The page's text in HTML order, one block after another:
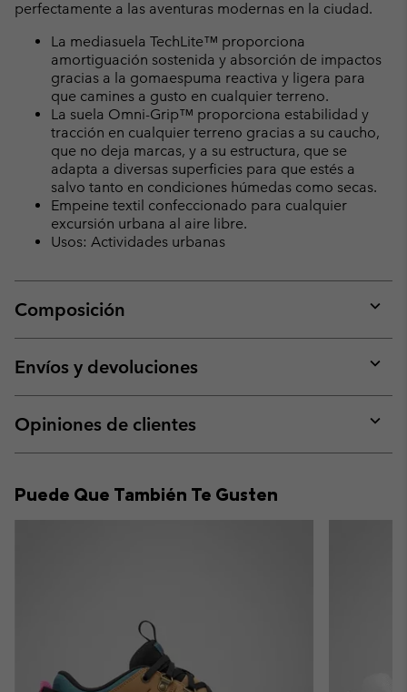
perfectamente a las aventuras modernas en la ciudad.
La mediasuela TechLite™ proporciona
amortiguación sostenida y absorción de impactos
gracias a la gomaespuma reactiva y ligera para
que camines a gusto en cualquier terreno.
La suela Omni-Grip™ proporciona estabilidad y
tracción en cualquier terreno gracias a su caucho,
que no deja marcas, y a su estructura, que se
adapta a diversas superficies para que estés a
salvo tanto en condiciones húmedas como secas.
Empeine textil confeccionado para cualquier
excursión urbana al aire libre.
Usos: Actividades urbanas
Composición
or
Envíos y devoluciones
or
Opiniones de clientes
or
Puede Que También Te Gusten